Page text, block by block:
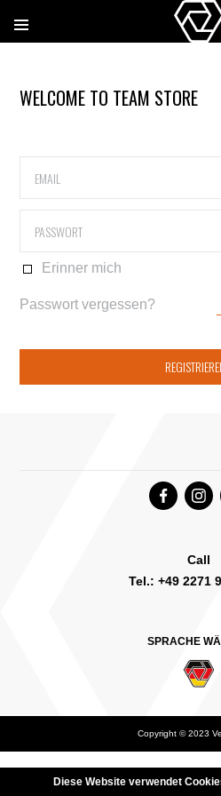
WELCOME TO TEAM STORE
Erinner mich
Passwort vergessen?
SPRACHE
Call
Tel.: +49 2271
Copyright © 2023
Diese Website verwendet